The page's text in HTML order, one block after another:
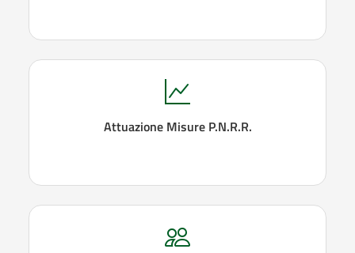
Attuazione Misure P.N.R.R.